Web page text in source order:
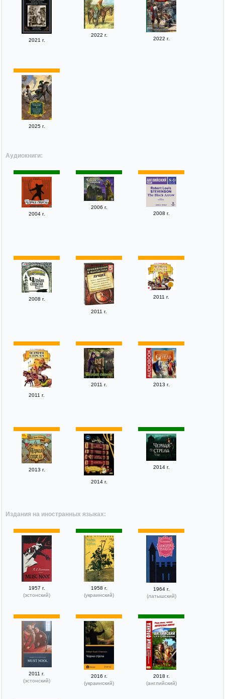
2021 г.
2022 г.
2022 г.
2025 г.
Аудиокниги:
2004 г.
2006 г.
2008 г.
2008 г.
2011 г.
2011 г.
2011 г.
2011 г. 2013 г.
2013 г.
2014 г.
2014 г.
Издания на иностранных языках:
1957 г.
(эстонский)
1958 г.
(украинский)
1964 г.
(латышский)
2011 г.
(эстонский)
2016 г.
(украинский)
2018 г.
(английский)